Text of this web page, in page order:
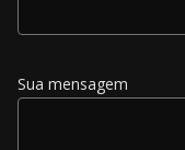
Sua mensagem